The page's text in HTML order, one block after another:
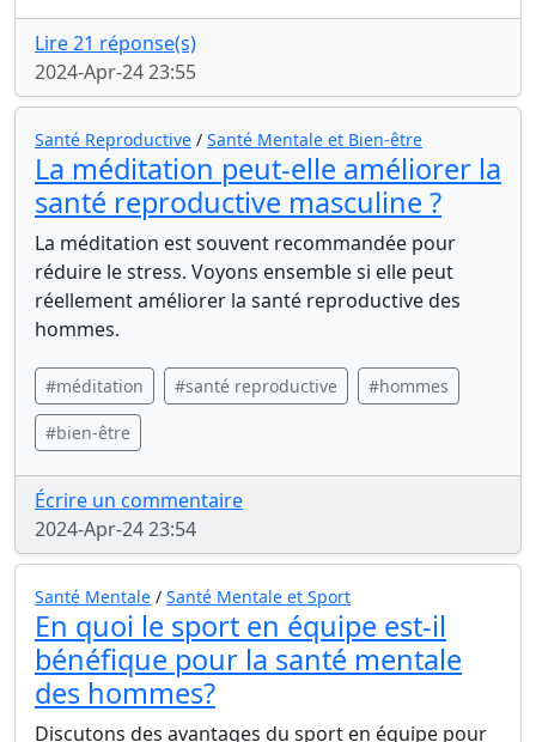
Lire 21 réponse(s)
2024-Apr-24 23:55
Santé Reproductive / Santé Mentale et Bien-être
La méditation peut-elle améliorer la
santé reproductive masculine ?
La méditation est souvent recommandée pour
réduire le stress. Voyons ensemble si elle peut
réellement améliorer la santé reproductive des
hommes.
#méditation #santé reproductive #hommes
#bien-être
Écrire un commentaire
2024-Apr-24 23:54
Santé Mentale / Santé Mentale et Sport
En quoi le sport en équipe est-il
bénéfique pour la santé mentale
des hommes?
Discutons des avantages du sport en équipe pour